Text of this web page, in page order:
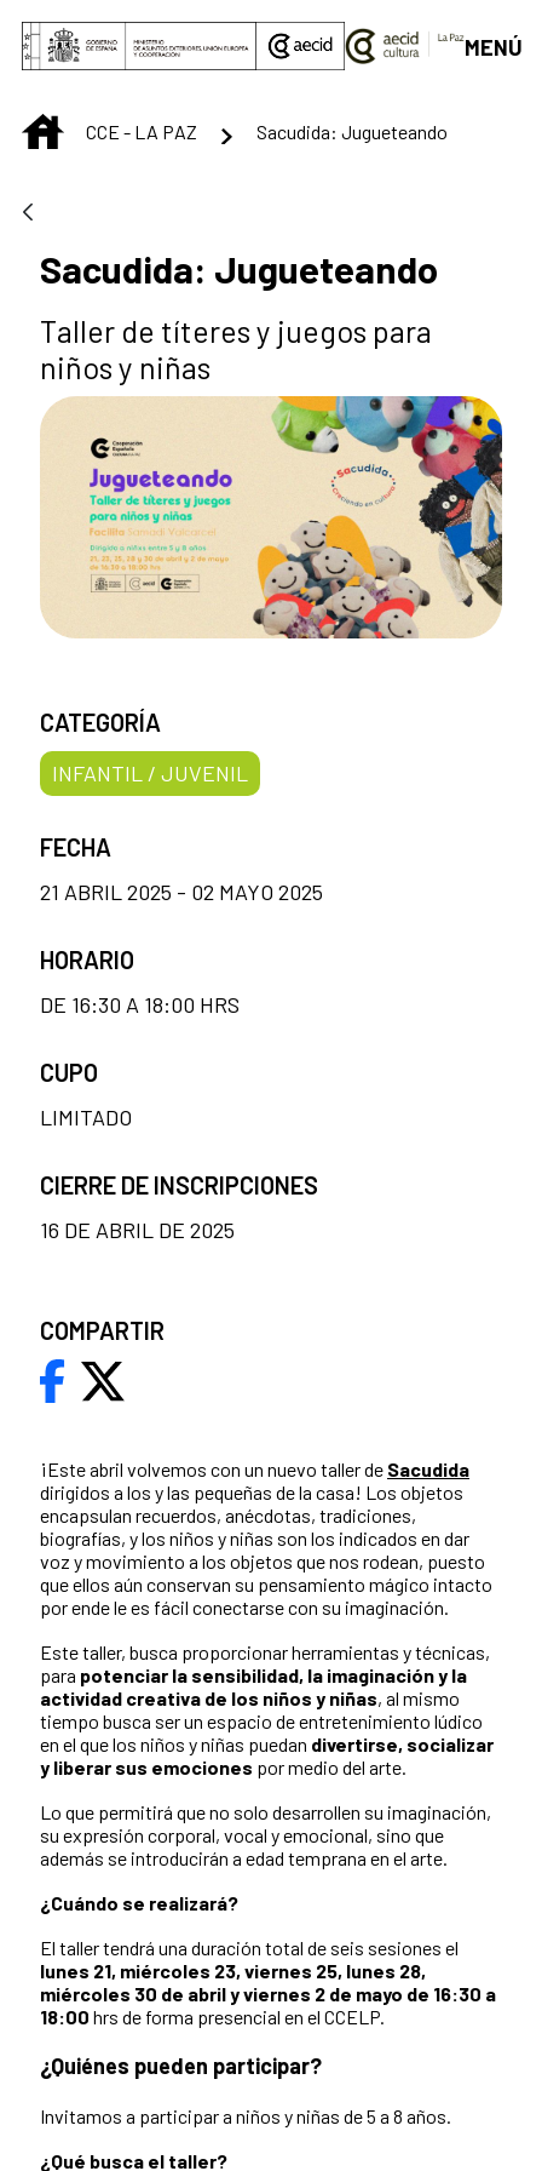
Saltar al contenido principal
MENÚ
INICIOCCE - LA PAZ Sacudida: Jugueteando
Sacudida: Jugueteando
Taller de títeres y juegos para
niños y niñas
¡Este abril volvemos con un nuevo taller de Sacudida
dirigidos a los y las pequeñas de la casa! Los objetos
encapsulan recuerdos, anécdotas, tradiciones,
biografías, y los niños y niñas son los indicados en dar
voz y movimiento a los objetos que nos rodean, puesto
que ellos aún conservan su pensamiento mágico intacto
por ende le es fácil conectarse con su imaginación.
Este taller, busca proporcionar herramientas y técnicas,
para potenciar la sensibilidad, la imaginación y la
actividad creativa de los niños y niñas, al mismo
tiempo busca ser un espacio de entretenimiento lúdico
en el que los niños y niñas puedan divertirse, socializar
y liberar sus emociones por medio del arte.
Lo que permitirá que no solo desarrollen su imaginación,
su expresión corporal, vocal y emocional, sino que
además se introducirán a edad temprana en el arte.
¿Cuándo se realizará?
El taller tendrá una duración total de seis sesiones el
lunes 21, miércoles 23, viernes 25, lunes 28,
miércoles 30 de abril y viernes 2 de mayo de 16:30 a
18:00 hrs de forma presencial en el CCELP.
¿Quiénes pueden participar?
Invitamos a participar a niños y niñas de 5 a 8 años.
¿Qué busca el taller?
CATEGORÍA
INFANTIL / JUVENIL
FECHA
21 ABRIL 2025 - 02 MAYO 2025
HORARIO
DE 16:30 A 18:00 HRS
CUPO
LIMITADO
CIERRE DE INSCRIPCIONES
16 DE ABRIL DE 2025
COMPARTIR